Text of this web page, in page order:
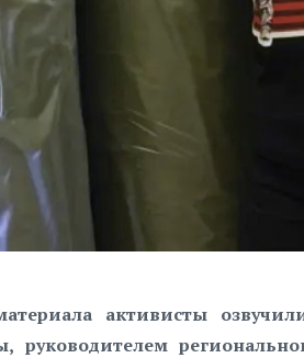
активисты
руководителем